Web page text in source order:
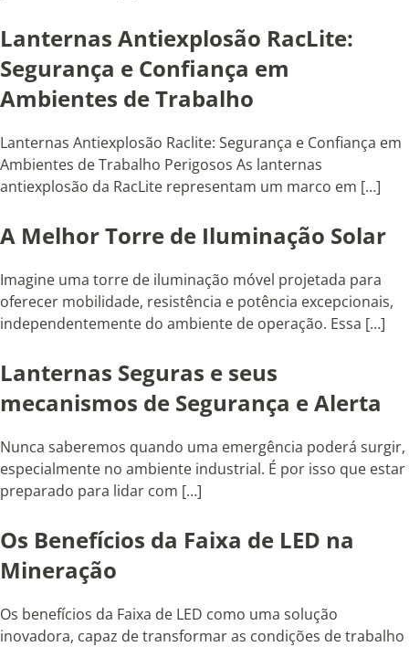
Lanternas Antiexplosão RacLite:
Segurança e Confiança em
Ambientes de Trabalho
Lanternas Antiexplosão Raclite: Segurança e Confiança em
Ambientes de Trabalho Perigosos As lanternas
antiexplosão da RacLite representam um marco em […]
A Melhor Torre de Iluminação Solar
Imagine uma torre de iluminação móvel projetada para
oferecer mobilidade, resistência e potência excepcionais,
independentemente do ambiente de operação. Essa […]
Lanternas Seguras e seus
mecanismos de Segurança e Alerta
Nunca saberemos quando uma emergência poderá surgir,
especialmente no ambiente industrial. É por isso que estar
preparado para lidar com […]
Os Benefícios da Faixa de LED na
Mineração
Os benefícios da Faixa de LED como uma solução
inovadora, capaz de transformar as condições de trabalho